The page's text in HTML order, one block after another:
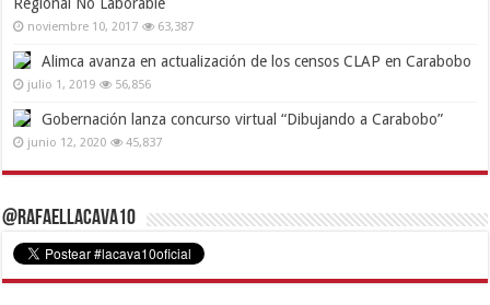
noviembre 10, 2017 63,387
Alimca avanza en actualización de los censos CLAP en Carabobo
julio 1, 2019 56,856
Gobernación lanza concurso virtual “Dibujando a Carabobo”
junio 12, 2020 45,837
@RafaelLacava10